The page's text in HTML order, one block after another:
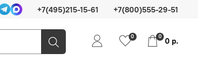
+7(495)215-15-61 +7(800)555-29-51
0 0 0 р.